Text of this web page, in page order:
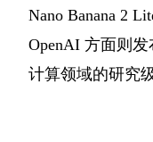
Nano Banana 2
OpenAI 方面则发
计算领域的研究